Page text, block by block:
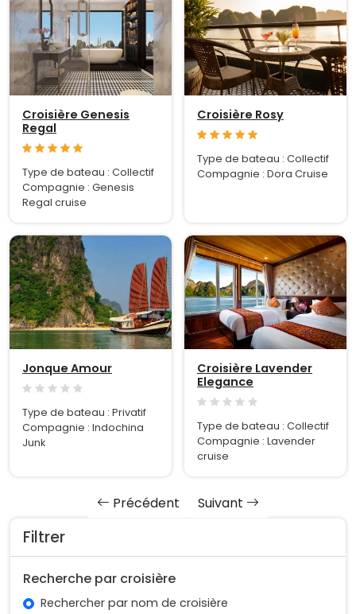
Filtrer
Recherche par croisière
Rechercher par nom de croisière
Croisière Genesis
Regal
Type de bateau : Collectif
Compagnie : Genesis
Regal cruise
Croisière Rosy
Type de bateau : Collectif
Compagnie : Dora Cruise
Jonque Amour
Type de bateau : Privatif
Compagnie : Indochina
Junk
Croisière Lavender
Elegance
Type de bateau : Collectif
Compagnie : Lavender
cruise
Précédent Suivant